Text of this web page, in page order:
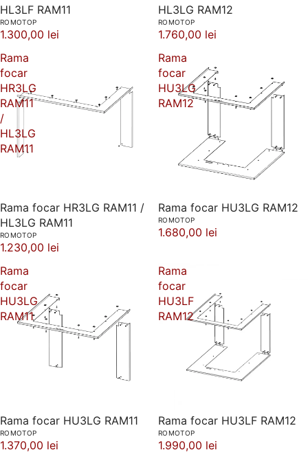
HL3LF RAM11
ROMOTOP
1.300,00 lei
HL3LG RAM12
ROMOTOP
1.760,00 lei
Rama
focar
HR3LG
RAM11
/
HL3LG
RAM11
Rama focar HR3LG RAM11 /
HL3LG RAM11
ROMOTOP
1.230,00 lei
Rama
focar
HU3LG
RAM12
Rama focar HU3LG RAM12
ROMOTOP
1.680,00 lei
Rama
focar
HU3LG
RAM11
Rama focar HU3LG RAM11
ROMOTOP
1.370,00 lei
Rama
focar
HU3LF
RAM12
Rama focar HU3LF RAM12
ROMOTOP
1.990,00 lei